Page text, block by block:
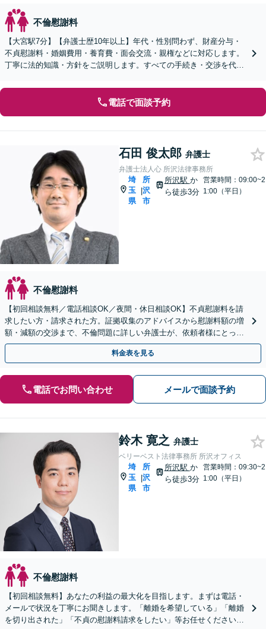
不倫慰謝料
【大宮駅7分】【弁護士歴10年以上】年代・性別問わず、財産分与・
不貞慰謝料・婚姻費用・養育費・面会交流・親権などに対応します。
丁寧に法的知識・方針をご説明します。すべての手続き・交渉を代理
電話で面談予約
石田 俊太郎 弁護士
弁護士法人心 所沢法律事務所
埼
玉
県
|
所
沢
市
所沢駅 か
ら徒歩3分
営業時間：09:00~2
1:00（平日）
不倫慰謝料
【初回相談無料／電話相談OK／夜間・休日相談OK】不貞慰謝料を請
求したい方・請求された方。証拠収集のアドバイスから慰謝料額の増
額・減額の交渉まで、不倫問題に詳しい弁護士が、依頼者様にとって
最善の解決策をご提案いたします。
料金表を見る
電話でお問い合わせ メールで面談予約
鈴木 寛之 弁護士
ベリーベスト法律事務所 所沢オフィス
埼
玉
県
|
所
沢
市
所沢駅 か
ら徒歩3分
営業時間：09:30~2
1:00（平日）
不倫慰謝料
【初回相談無料】あなたの利益の最大化を目指します。まずは電話・
メールで状況を丁寧にお聞きします。「離婚を希望している」「離婚
を切り出された」「不貞の慰謝料請求をしたい」等お任せください。